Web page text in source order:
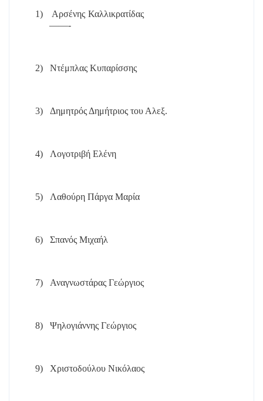
1)
Αρσένης Καλλικρατίδας
——-
2) Ντέμπλας Κυπαρίσσης
3) Δημητρός Δημήτριος του Αλεξ.
4) Λογοτριβή Ελένη
5) Λαθούρη Πάργα Μαρία
6) Σπανός Μιχαήλ
7) Αναγνωστάρας Γεώργιος
8) Ψηλογιάννης Γεώργιος
9) Χριστοδούλου Νικόλαος